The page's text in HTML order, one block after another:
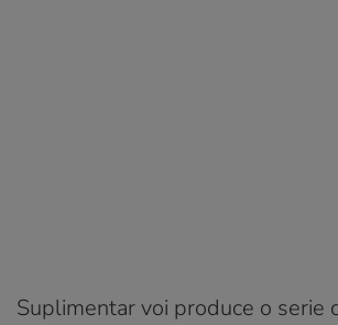
Suplimentar voi produce o serie